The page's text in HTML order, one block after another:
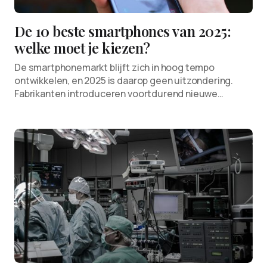
De 10 beste smartphones van 2025:
welke moet je kiezen?
De smartphonemarkt blijft zich in hoog tempo
ontwikkelen, en 2025 is daarop geen uitzondering.
Fabrikanten introduceren voortdurend nieuwe…